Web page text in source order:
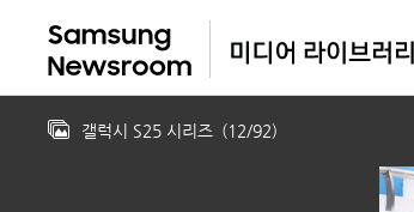
갤럭시 S25 시리즈 (12/92)